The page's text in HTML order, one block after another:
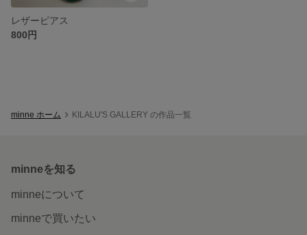
レザーピアス
800円
minne ホーム KILALU'S GALLERY の作品一覧
minneを知る
minneについて
minneで買いたい